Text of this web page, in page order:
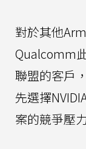
對於其他
Qualcomm
聯盟的客戶
先選擇
案的競爭壓